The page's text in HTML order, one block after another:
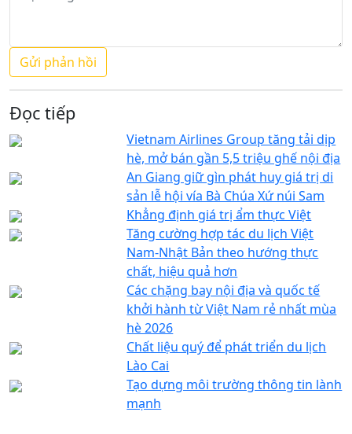
Đọc tiếp
Vietnam Airlines Group tăng tải dịp
hè, mở bán gần 5,5 triệu ghế nội địa
An Giang giữ gìn phát huy giá trị di
sản lễ hội vía Bà Chúa Xứ núi Sam
Khẳng định giá trị ẩm thực Việt
Tăng cường hợp tác du lịch Việt
Nam-Nhật Bản theo hướng thực
chất, hiệu quả hơn
Các chặng bay nội địa và quốc tế
khởi hành từ Việt Nam rẻ nhất mùa
hè 2026
Chất liệu quý để phát triển du lịch
Lào Cai
Tạo dựng môi trường thông tin lành
mạnh